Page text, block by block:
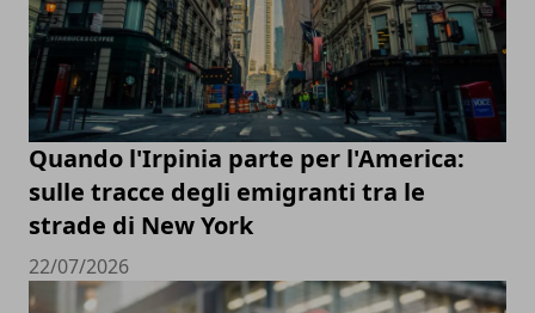
Quando l'Irpinia parte per l'America:
sulle tracce degli emigranti tra le
strade di New York
22/07/2026